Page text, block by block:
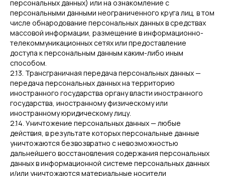
персональных данных) или на ознакомление с
персональными данными неограниченного круга лиц, в том
числе обнародование персональных данных в средствах
массовой информации, размещение в информационно-
телекоммуникационных сетях или предоставление
доступа к персональным данным каким-либо иным
способом.
2.13. Трансграничная передача персональных данных —
передача персональных данных на территорию
иностранного государства органу власти иностранного
государства, иностранному физическому или
иностранному юридическому лицу.
2.14. Уничтожение персональных данных — любые
действия, в результате которых персональные данные
уничтожаются безвозвратно с невозможностью
дальнейшего восстановления содержания персональных
данных в информационной системе персональных данных
и/или уничтожаются материальные носители